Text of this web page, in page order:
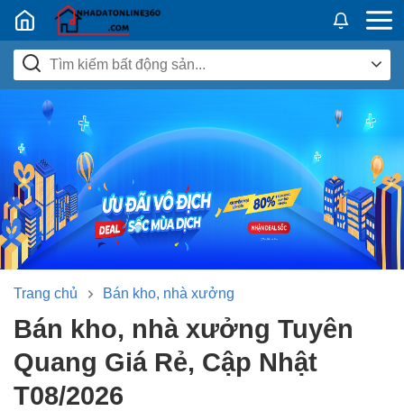
Nhadatban24h.vn
Trang chủ Bán kho, nhà xưởng
Bán kho, nhà xưởng Tuyên
Quang Giá Rẻ, Cập Nhật
T08/2026